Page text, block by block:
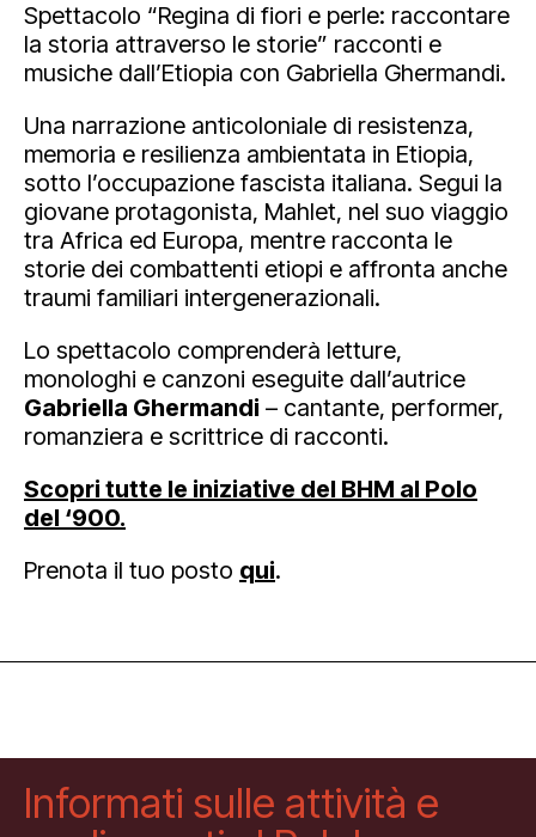
Spettacolo “Regina di fiori e perle: raccontare
la storia attraverso le storie” racconti e
musiche dall’Etiopia con Gabriella Ghermandi.
Una narrazione anticoloniale di resistenza,
memoria e resilienza ambientata in Etiopia,
sotto l’occupazione fascista italiana. Segui la
giovane protagonista, Mahlet, nel suo viaggio
tra Africa ed Europa, mentre racconta le
storie dei combattenti etiopi e affronta anche
traumi familiari intergenerazionali.
Lo spettacolo comprenderà letture,
monologhi e canzoni eseguite dall’autrice
Gabriella Ghermandi – cantante, performer,
romanziera e scrittrice di racconti.
Scopri tutte le iniziative del BHM al Polo
del ‘900.
Prenota il tuo posto qui.
Informati sulle attività e